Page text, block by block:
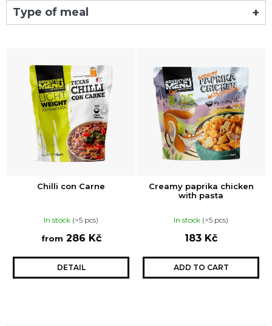
Type of meal
Chilli con Carne
In stock (>5 pcs)
from 286 Kč
DETAIL
Creamy paprika chicken
with pasta
In stock (>5 pcs)
183 Kč
ADD TO CART
i
SEARCH
e
o